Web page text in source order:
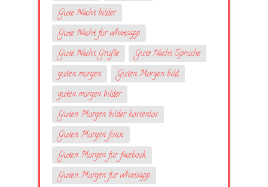
Gute Nacht bilder
Gute Nacht für whatsapp
Gute Nacht Grüße
Gute Nacht Sprüche
guten morgen
Guten Morgen bild
guten morgen bilder
Guten Morgen bilder kostenlos
Guten Morgen fotos
Guten Morgen für facebook
Guten Morgen für whatsapp